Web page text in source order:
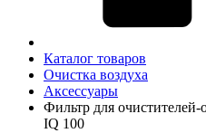
Каталог товаров
Очистка воздуха
Аксессуары
Фильтр для очистителей-
IQ 100